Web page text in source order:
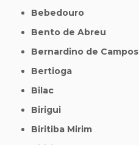
Bebedouro
Bento de Abreu
Bernardino de Campos
Bertioga
Bilac
Birigui
Biritiba Mirim